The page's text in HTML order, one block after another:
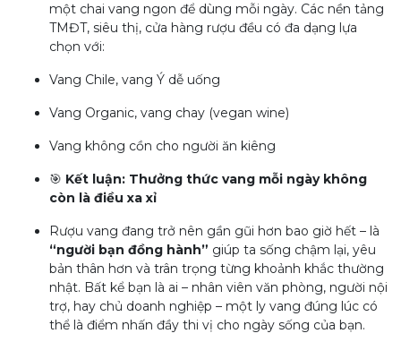
một chai vang ngon để dùng mỗi ngày. Các nền tảng
TMĐT, siêu thị, cửa hàng rượu đều có đa dạng lựa
chọn với:
Vang Chile, vang Ý dễ uống
Vang Organic, vang chay (vegan wine)
Vang không cồn cho người ăn kiêng
🎯 Kết luận: Thưởng thức vang mỗi ngày không
còn là điều xa xỉ
Rượu vang đang trở nên gần gũi hơn bao giờ hết – là
“người bạn đồng hành” giúp ta sống chậm lại, yêu
bản thân hơn và trân trọng từng khoảnh khắc thường
nhật. Bất kể bạn là ai – nhân viên văn phòng, người nội
trợ, hay chủ doanh nghiệp – một ly vang đúng lúc có
thể là điểm nhấn đầy thi vị cho ngày sống của bạn.